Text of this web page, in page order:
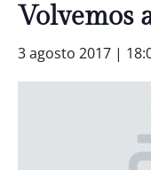
Volvemos
3 agosto 2017 |